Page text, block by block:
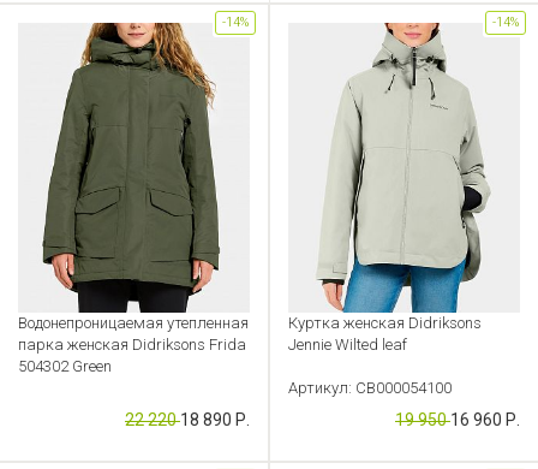
Водонепроницаемая утепленная
парка женская Didriksons Frida
504302 Green
Артикул: BS000000018
22 22018 890 Р.
-14%
Куртка женская Didriksons
Jennie Wilted leaf
Артикул: CB000054100
19 95016 960 Р.
-14%